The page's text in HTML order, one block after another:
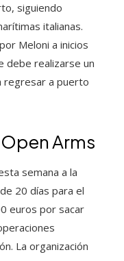
siguiendo
italianas.
Meloni a inicios
debe realizarse un
regresar a puerto
Arms
semana a la
20 días para el
euros por sacar
La organización